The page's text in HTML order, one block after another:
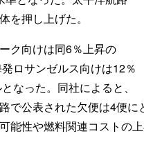
を押し上げた。
ク向けは同6％上昇の
ロサンゼルス向けは12％
なった。同社によると、
で公表された欠便は4便
能性や燃料関連コストの